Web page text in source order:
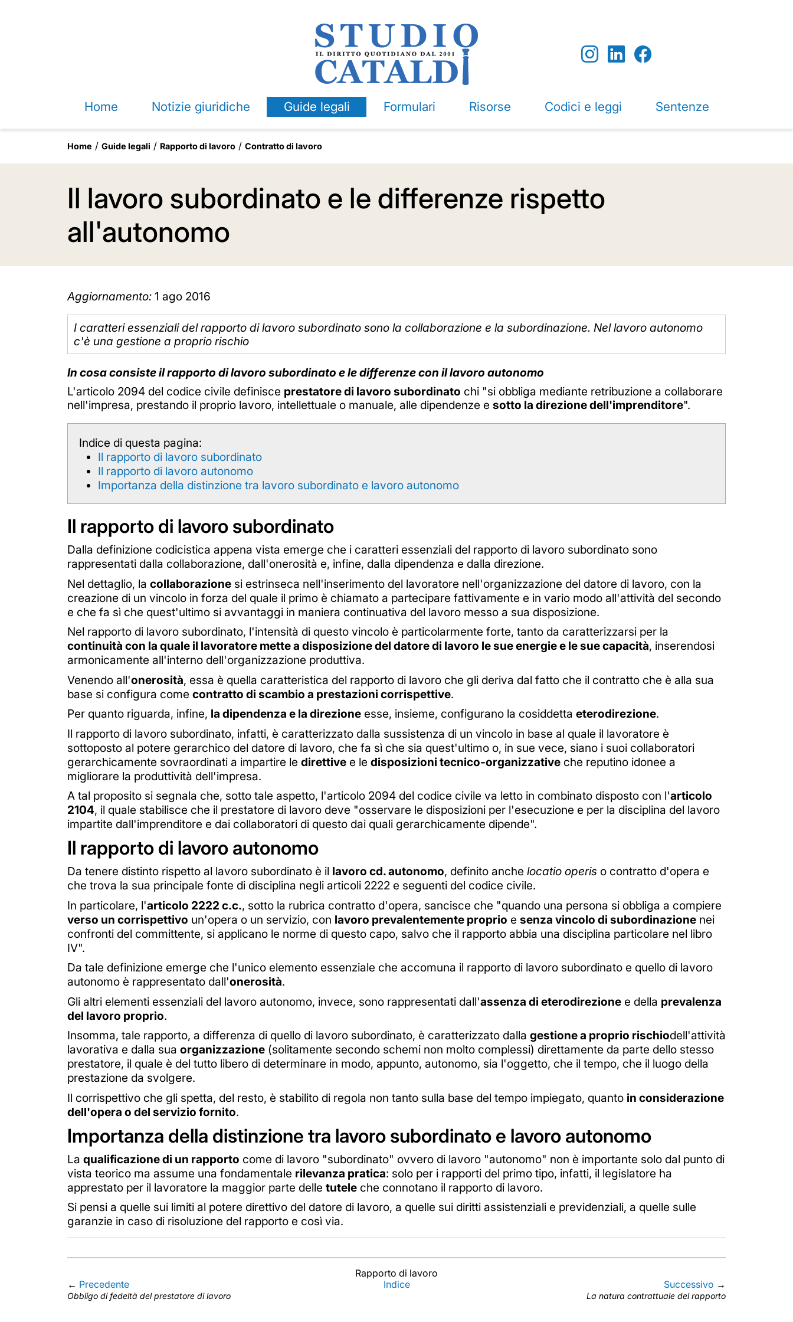
Home Notizie giuridiche Guide legali Formulari Risorse Codici e leggi Sentenze
Home Guide legali Rapporto di lavoro Contratto di lavoro
Il lavoro subordinato e le differenze rispetto
all'autonomo
Aggiornamento: 1 ago 2016
I caratteri essenziali del rapporto di lavoro subordinato sono la collaborazione e la subordinazione. Nel lavoro autonomo
c'è una gestione a proprio rischio
In cosa consiste il rapporto di lavoro subordinato e le differenze con il lavoro autonomo
L'articolo 2094 del codice civile definisce prestatore di lavoro subordinato chi "si obbliga mediante retribuzione a collaborare
nell'impresa, prestando il proprio lavoro, intellettuale o manuale, alle dipendenze e sotto la direzione dell'imprenditore".
Indice di questa pagina:
Il rapporto di lavoro subordinato
Il rapporto di lavoro autonomo
Importanza della distinzione tra lavoro subordinato e lavoro autonomo
Il rapporto di lavoro subordinato
Dalla definizione codicistica appena vista emerge che i caratteri essenziali del rapporto di lavoro subordinato sono
rappresentati dalla collaborazione, dall'onerosità e, infine, dalla dipendenza e dalla direzione.
Nel dettaglio, la collaborazione si estrinseca nell'inserimento del lavoratore nell'organizzazione del datore di lavoro, con la
creazione di un vincolo in forza del quale il primo è chiamato a partecipare fattivamente e in vario modo all'attività del secondo
e che fa sì che quest'ultimo si avvantaggi in maniera continuativa del lavoro messo a sua disposizione.
Nel rapporto di lavoro subordinato, l'intensità di questo vincolo è particolarmente forte, tanto da caratterizzarsi per la
continuità con la quale il lavoratore mette a disposizione del datore di lavoro le sue energie e le sue capacità, inserendosi
armonicamente all'interno dell'organizzazione produttiva.
Venendo all'onerosità, essa è quella caratteristica del rapporto di lavoro che gli deriva dal fatto che il contratto che è alla sua
base si configura come contratto di scambio a prestazioni corrispettive.
Per quanto riguarda, infine, la dipendenza e la direzione esse, insieme, configurano la cosiddetta eterodirezione.
Il rapporto di lavoro subordinato, infatti, è caratterizzato dalla sussistenza di un vincolo in base al quale il lavoratore è
sottoposto al potere gerarchico del datore di lavoro, che fa sì che sia quest'ultimo o, in sue vece, siano i suoi collaboratori
gerarchicamente sovraordinati a impartire le direttive e le disposizioni tecnico-organizzative che reputino idonee a
migliorare la produttività dell'impresa.
A tal proposito si segnala che, sotto tale aspetto, l'articolo 2094 del codice civile va letto in combinato disposto con l'articolo
2104, il quale stabilisce che il prestatore di lavoro deve "osservare le disposizioni per l'esecuzione e per la disciplina del lavoro
impartite dall'imprenditore e dai collaboratori di questo dai quali gerarchicamente dipende".
Il rapporto di lavoro autonomo
Da tenere distinto rispetto al lavoro subordinato è il lavoro cd. autonomo, definito anche locatio operis o contratto d'opera e
che trova la sua principale fonte di disciplina negli articoli 2222 e seguenti del codice civile.
In particolare, l'articolo 2222 c.c., sotto la rubrica contratto d'opera, sancisce che "quando una persona si obbliga a compiere
verso un corrispettivo un'opera o un servizio, con lavoro prevalentemente proprio e senza vincolo di subordinazione nei
confronti del committente, si applicano le norme di questo capo, salvo che il rapporto abbia una disciplina particolare nel libro
IV".
Da tale definizione emerge che l'unico elemento essenziale che accomuna il rapporto di lavoro subordinato e quello di lavoro
autonomo è rappresentato dall'onerosità.
Gli altri elementi essenziali del lavoro autonomo, invece, sono rappresentati dall'assenza di eterodirezione e della prevalenza
del lavoro proprio.
Insomma, tale rapporto, a differenza di quello di lavoro subordinato, è caratterizzato dalla gestione a proprio rischiodell'attività
lavorativa e dalla sua organizzazione (solitamente secondo schemi non molto complessi) direttamente da parte dello stesso
prestatore, il quale è del tutto libero di determinare in modo, appunto, autonomo, sia l'oggetto, che il tempo, che il luogo della
prestazione da svolgere.
Il corrispettivo che gli spetta, del resto, è stabilito di regola non tanto sulla base del tempo impiegato, quanto in considerazione
dell'opera o del servizio fornito.
Importanza della distinzione tra lavoro subordinato e lavoro autonomo
La qualificazione di un rapporto come di lavoro "subordinato" ovvero di lavoro "autonomo" non è importante solo dal punto di
vista teorico ma assume una fondamentale rilevanza pratica: solo per i rapporti del primo tipo, infatti, il legislatore ha
apprestato per il lavoratore la maggior parte delle tutele che connotano il rapporto di lavoro.
Si pensi a quelle sui limiti al potere direttivo del datore di lavoro, a quelle sui diritti assistenziali e previdenziali, a quelle sulle
garanzie in caso di risoluzione del rapporto e così via.
Rapporto di lavoro
← Precedente
Obbligo di fedeltà del prestatore di lavoro
Indice Successivo →
La natura contrattuale del rapporto